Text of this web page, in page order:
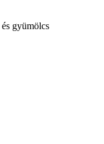
gyümölcs